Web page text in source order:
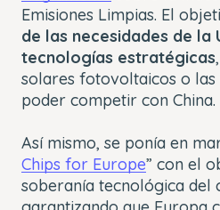
Emisiones Limpias. El
de las necesidades de la
tecnologías estratégicas
solares fotovoltaicos o
poder competir con China.
Así mismo, se ponía en
Chips for Europe” con el
soberanía tecnológica del